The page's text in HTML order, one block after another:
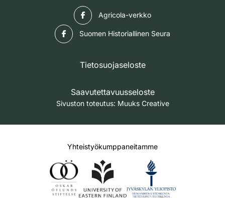
Agricola-verkko
Suomen Historiallinen Seura
Tietosuojaseloste
Saavutettavuusseloste
Sivuston toteutus: Muuks Creative
Yhteistyökumppaneitamme